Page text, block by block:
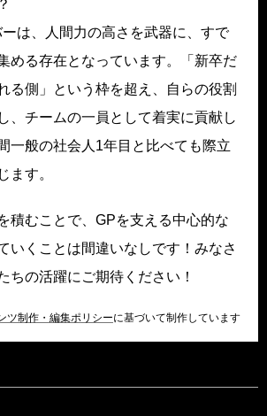
は、人間力の高さを武器に、すで
める存在となっています。「新卒だ
る側」という枠を超え、自らの役割
、チームの一員として着実に貢献し
一般の社会人1年目と比べても際立
ます。
積むことで、GPを支える中心的な
いくことは間違いなしです！みなさ
ちの活躍にご期待ください！
ツ制作・編集ポリシーに基づいて制作しています